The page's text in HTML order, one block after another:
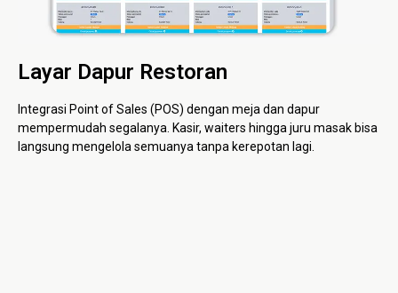
Layar Dapur Restoran
Integrasi Point of Sales (POS) dengan meja dan dapur
mempermudah segalanya. Kasir, waiters hingga juru masak bisa
langsung mengelola semuanya tanpa kerepotan lagi.